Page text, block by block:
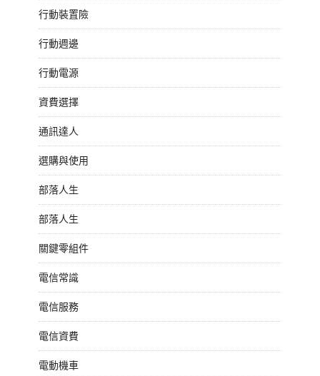
行動裝置險
行動週邊
行動電源
資費選擇
通訊達人
選購與使用
部落人生
部落人生
關鍵零組件
電信常識
電信服務
電信資費
電動機車